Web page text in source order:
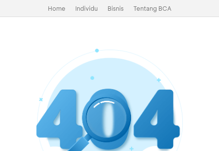
Home Individu Bisnis Tentang BCA